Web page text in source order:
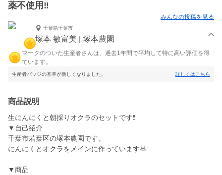
薬不使用‼️
みんなの投稿を見る
千葉県千葉市
塚本 敏富美 | 塚本農園
マークのついた生産者さんは、過去1年間で平均して特に高い評価を得
ています。
生産者バッジの基準が新しくなりました。 詳しくはこちら
商品説明
生にんにくと朝採りオクラのセットです❗️
▼自己紹介
千葉市若葉区の塚本農園です。
にんにくとオクラをメインに作っています🙇
▼商品